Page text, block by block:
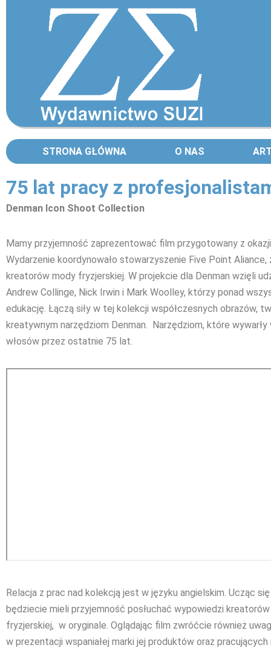
STRONA GŁÓWNA O NAS
75 lat pracy z
Denman Icon Shoot Collection
Mamy przyjemność zaprezentować film przygotowany z
Wydarzenie koordynowało stowarzyszenie Five Point
kreatorów mody fryzjerskiej. W projekcie dla Denman wzięli
Andrew Collinge, Nick Irwin i Mark Woolley, którzy ponad
edukację. Łączą siły w tej kolekcji współczesnych obrazów,
kreatywnym narzędziom Denman. Narzędziom, które wywarły
włosów przez ostatnie 75 lat.
Relacja z prac nad kolekcją jest w języku angielskim. Ucząc
będziecie mieli przyjemność posłuchać wypowiedzi
fryzjerskiej, w oryginale. Oglądając film zwróćcie również
w prezentacji wspaniałej marki jej produktów oraz